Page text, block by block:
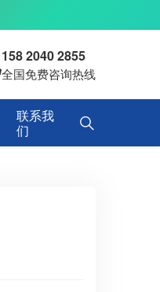
158 2040 2855
全国免费咨询热线
联系我
们